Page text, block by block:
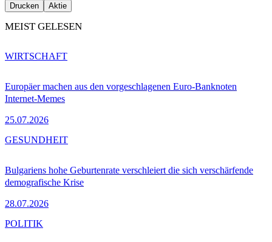
Drucken Aktie
MEIST GELESEN
Europäer machen aus den vorgeschlagenen Euro-Banknoten
Internet-Memes
25.07.2026
WIRTSCHAFT
Bulgariens hohe Geburtenrate verschleiert die sich verschärfende
demografische Krise
28.07.2026
GESUNDHEIT
POLITIK